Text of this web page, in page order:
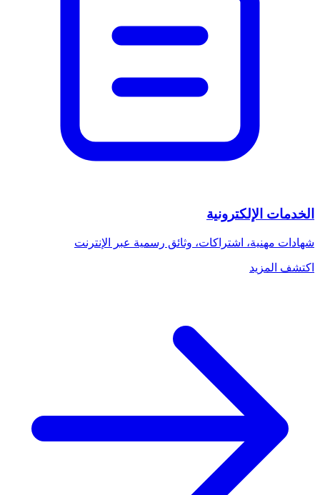
الخدمات الإلكترونية
شهادات مهنية، اشتراكات، وثائق رسمية عبر الإنترنت
اكتشف المزيد